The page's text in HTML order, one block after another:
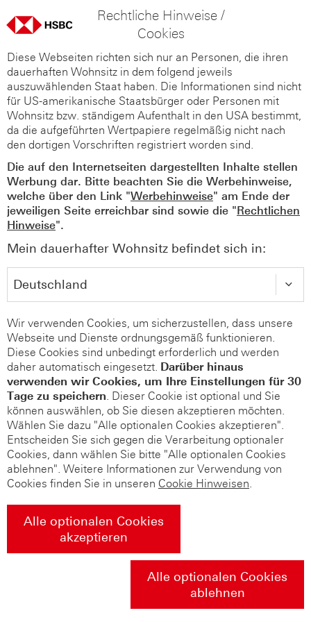
Rechtliche Hinweise /
Cookies
Diese Webseiten richten sich nur an Personen, die ihren
dauerhaften Wohnsitz in dem folgend jeweils
auszuwählenden Staat haben. Die Informationen sind nicht
für US-amerikanische Staatsbürger oder Personen mit
Wohnsitz bzw. ständigem Aufenthalt in den USA bestimmt,
da die aufgeführten Wertpapiere regelmäßig nicht nach
den dortigen Vorschriften registriert worden sind.
Die auf den Internetseiten dargestellten Inhalte stellen
Werbung dar. Bitte beachten Sie die Werbehinweise,
welche über den Link "Werbehinweise" am Ende der
jeweiligen Seite erreichbar sind sowie die "Rechtlichen
Hinweise".
Mein dauerhafter Wohnsitz befindet sich in:
Wir verwenden Cookies, um sicherzustellen, dass unsere
Webseite und Dienste ordnungsgemäß funktionieren.
Diese Cookies sind unbedingt erforderlich und werden
daher automatisch eingesetzt. Darüber hinaus
verwenden wir Cookies, um Ihre Einstellungen für 30
Tage zu speichern. Dieser Cookie ist optional und Sie
können auswählen, ob Sie diesen akzeptieren möchten.
Wählen Sie dazu "Alle optionalen Cookies akzeptieren".
Entscheiden Sie sich gegen die Verarbeitung optionaler
Cookies, dann wählen Sie bitte "Alle optionalen Cookies
ablehnen". Weitere Informationen zur Verwendung von
Cookies finden Sie in unseren Cookie Hinweisen.
Alle optionalen Cookies
akzeptieren
Alle optionalen Cookies
ablehnen